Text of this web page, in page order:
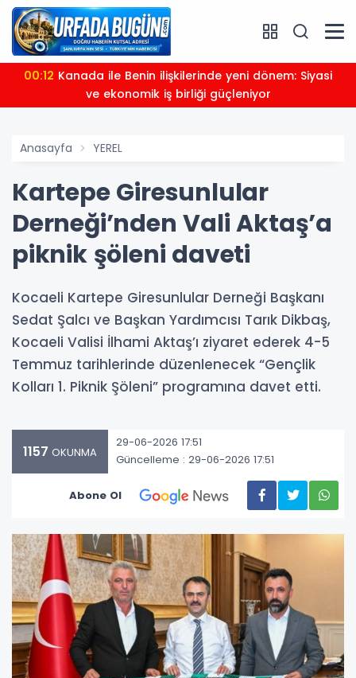
00:12
ve ekonomik iş birliği güçleniyor
Anasayfa YEREL
Kartepe Giresunlular
Derneği’nden Vali Aktaş’a
piknik şöleni daveti
Kocaeli Kartepe Giresunlular Derneği Başkanı
Sedat Şalcı ve Başkan Yardımcısı Tarık Dikbaş,
Kocaeli Valisi İlhami Aktaş’ı ziyaret ederek 4-5
Temmuz tarihlerinde düzenlenecek “Gençlik
Kolları 1. Piknik Şöleni” programına davet etti.
1157 OKUNMA
29-06-2026 17:51
Güncelleme : 29-06-2026 17:51
Abone Ol